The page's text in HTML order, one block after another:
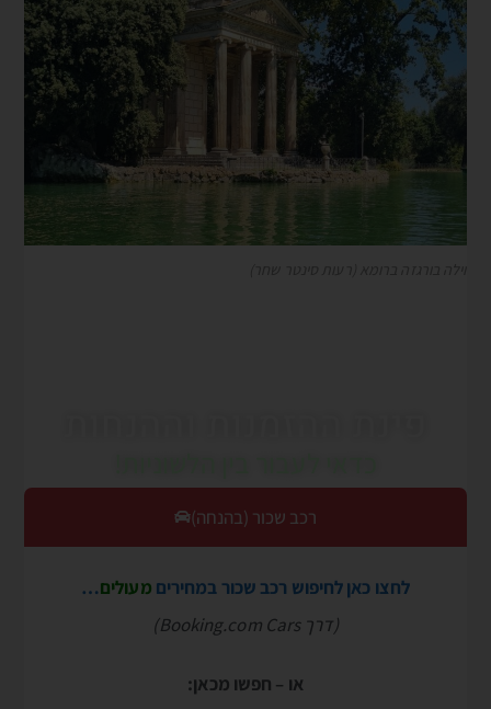
רכב שכור (בהנחה)
לחצו כאן לחיפוש רכב שכור במחירים מעולים…
(דרך Booking.com Cars)
או – חפשו מכאן: